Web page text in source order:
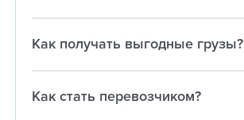
Как получать выгодные грузы?
Как стать перевозчиком?